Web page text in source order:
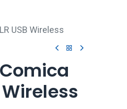
USB Wireless
Wireless